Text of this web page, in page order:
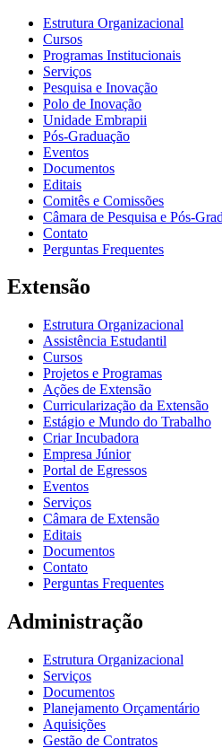
Estrutura Organizacional
Cursos
Programas Institucionais
Serviços
Pesquisa e Inovação
Polo de Inovação
Unidade Embrapii
Pós-Graduação
Eventos
Documentos
Editais
Comitês e Comissões
Câmara de Pesquisa e Pós-
Contato
Perguntas Frequentes
Extensão
Estrutura Organizacional
Assistência Estudantil
Cursos
Projetos e Programas
Ações de Extensão
Curricularização da Extensão
Estágio e Mundo do Trabalho
Criar Incubadora
Empresa Júnior
Portal de Egressos
Eventos
Serviços
Câmara de Extensão
Editais
Documentos
Contato
Perguntas Frequentes
Administração
Estrutura Organizacional
Serviços
Documentos
Planejamento Orçamentário
Aquisições
Gestão de Contratos